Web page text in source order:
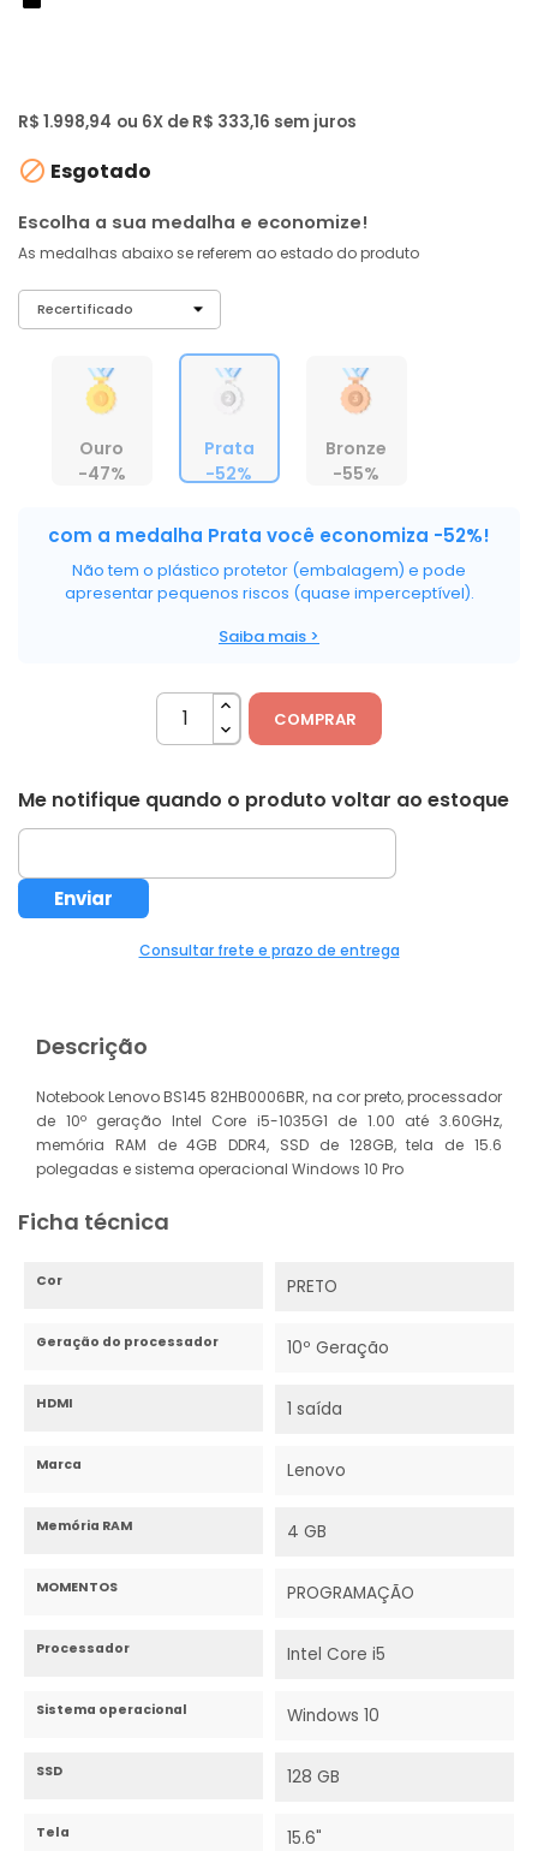
R$ 1.998,94 ou 6X de R$ 333,16 sem juros
 Esgotado
Escolha a sua medalha e economize!
As medalhas abaixo se referem ao estado do produto
Ouro
-47%
Prata
-52%
Bronze
-55%
com a medalha Prata você economiza -52%!
Não tem o plástico protetor (embalagem) e pode
apresentar pequenos riscos (quase imperceptível).
Saiba mais >
COMPRAR
Me notifique quando o produto voltar ao estoque
Consultar frete e prazo de entrega
Descrição
Notebook Lenovo BS145 82HB0006BR, na cor preto, processador
de 10º geração Intel Core i5-1035G1 de 1.00 até 3.60GHz,
memória RAM de 4GB DDR4, SSD de 128GB, tela de 15.6
polegadas e sistema operacional Windows 10 Pro
Ficha técnica
Cor PRETO
Geração do processador 10º Geração
HDMI 1 saída
Marca Lenovo
Memória RAM 4 GB
MOMENTOS PROGRAMAÇÃO
Processador Intel Core i5
Sistema operacional Windows 10
SSD 128 GB
Tela 15.6"